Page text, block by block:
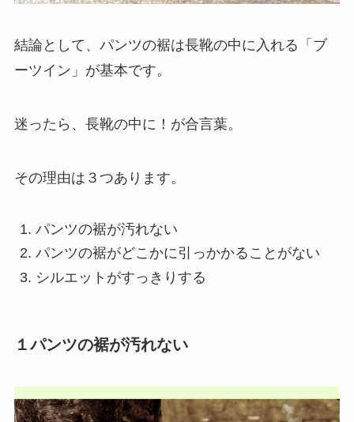
結論として、パンツの裾は長靴の中に入れる「ブ
ーツイン」が基本です。
迷ったら、長靴の中に！が合言葉。
その理由は３つあります。
パンツの裾が汚れない
パンツの裾がどこかに引っかかることがない
シルエットがすっきりする
１パンツの裾が汚れない